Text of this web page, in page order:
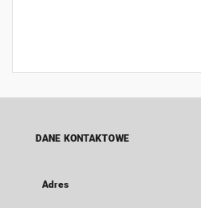
DANE KONTAKTOWE
Adres